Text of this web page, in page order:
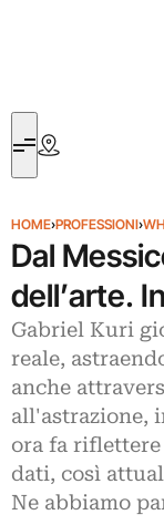
HOME›PROFESSIONI›
Dal
dell’arte.
Gabriel Kuri
reale,
anche
all'astrazione,
ora fa
dati, così
Ne abbiamo